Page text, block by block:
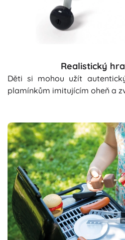
Realistický
Děti si mohou užít
plamínkům imitujícím oheň a